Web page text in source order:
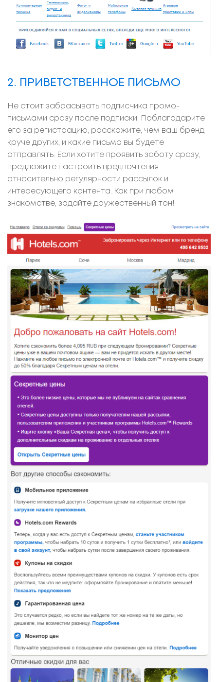
2. ПРИВЕТСТВЕННОЕ ПИСЬМО
Не стоит забрасывать подписчика промо-
письмами сразу после подписки. Поблагодарите
его за регистрацию, расскажите, чем ваш бренд
круче других, и какие письма вы будете
отправлять. Если хотите проявить заботу сразу,
предложите настроить предпочтения
относительно регулярности рассылок и
интересующего контента. Как при любом
знакомстве, задайте дружественный тон!